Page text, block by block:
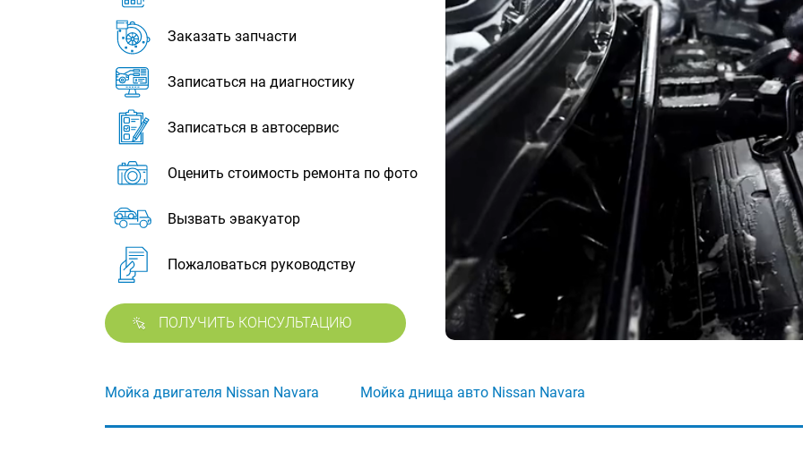
Заказать запчасти
Записаться на диагностику
Записаться в автосервис
Оценить стоимость ремонта по фото
Вызвать эвакуатор
Пожаловаться руководству
ПОЛУЧИТЬ КОНСУЛЬТАЦИЮ
Мойка двигателя Nissan Navara Мойка днища авто Nissan Navara